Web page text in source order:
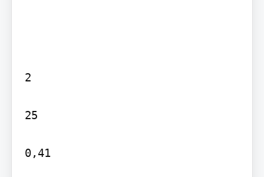
2
25
0,41